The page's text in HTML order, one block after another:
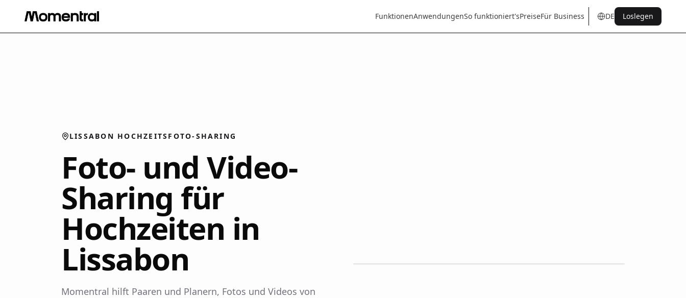
FunktionenAnwendungenSo funktioniert'sPreiseFür Business DE
entrde esitfrptnl sq
Loslegen
LISSABON HOCHZEITSFOTO-SHARING
Foto- und Video-
Sharing für
Hochzeiten in
Lissabon
Momentral hilft Paaren und Planern, Fotos und Videos von